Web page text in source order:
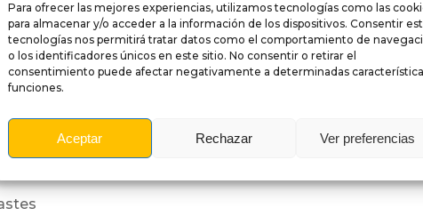
Para ofrecer las mejores experiencias, utilizamos tecnologías como las
para almacenar y/o acceder a la información de los dispositivos. Consentir
tecnologías nos permitirá tratar datos como el comportamiento de
o los identificadores únicos en este sitio. No consentir o retirar el
consentimiento puede afectar negativamente a determinadas
funciones.
Aceptar Rechazar Ver preferencias
para durar
.
rigidez,
la superficie